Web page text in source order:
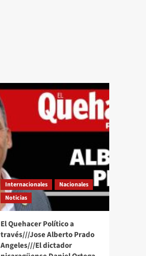
Internacionales
Nacionales
Noticias
El Quehacer Político a
través///Jose Alberto Prado
Angeles///El dictador